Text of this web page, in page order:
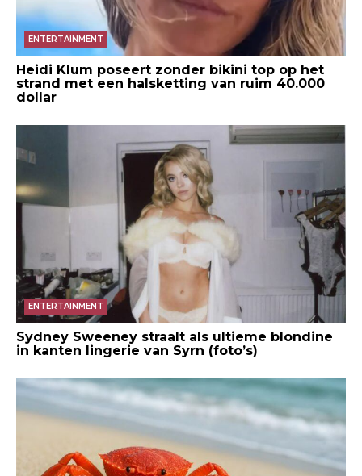
ENTERTAINMENT
Heidi Klum poseert zonder bikini top op het
strand met een halsketting van ruim 40.000
dollar
ENTERTAINMENT
Sydney Sweeney straalt als ultieme blondine
in kanten lingerie van Syrn (foto’s)